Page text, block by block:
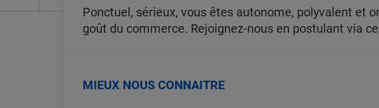
Ponctuel, sérieux, vous êtes autonome, polyvalent et
goût du commerce. Rejoignez-nous en postulant via
MIEUX NOUS CONNAITRE